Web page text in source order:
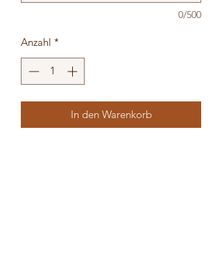
0/500
Anzahl *
In den Warenkorb